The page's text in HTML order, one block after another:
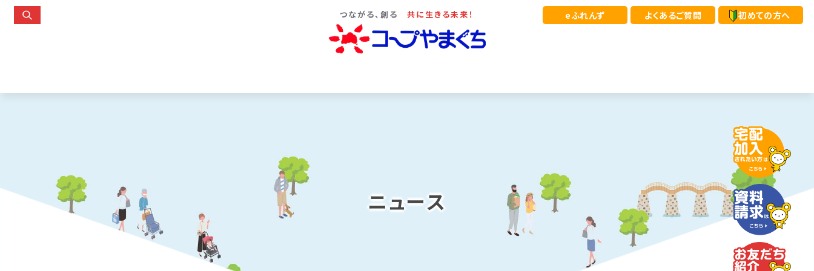
eふれんず よくあるご質問 初めての方へ
つながる、創る 共に生きる未来！
ニュース